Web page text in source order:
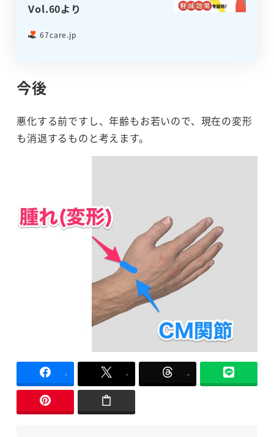
Vol.60より
67care.jp
今後
悪化する前ですし、年齢もお若いので、現在の変形
も消退するものと考えます。
- - -